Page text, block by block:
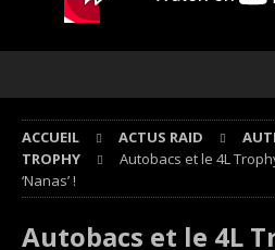
ACCUEIL ACTUS RAID
TROPHY
Autobacs et le 4L
‘Nanas’ !
Autobacs et le 4L